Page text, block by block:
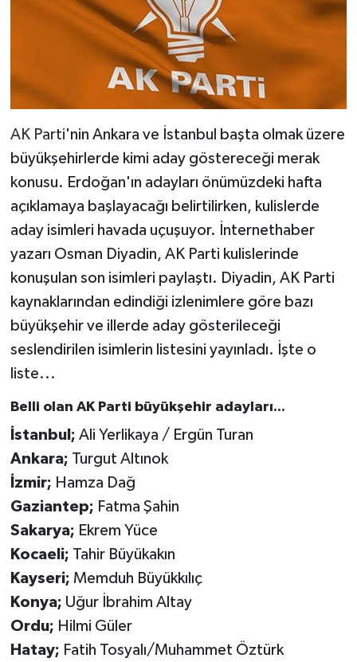
AK Parti'nin Ankara ve İstanbul başta olmak üzere
büyükşehirlerde kimi aday göstereceği merak
konusu. Erdoğan'ın adayları önümüzdeki hafta
açıklamaya başlayacağı belirtilirken, kulislerde
aday isimleri havada uçuşuyor. İnternethaber
yazarı Osman Diyadin, AK Parti kulislerinde
konuşulan son isimleri paylaştı. Diyadin, AK Parti
kaynaklarından edindiği izlenimlere göre bazı
büyükşehir ve illerde aday gösterileceği
seslendirilen isimlerin listesini yayınladı. İşte o
liste...
Belli olan AK Parti büyükşehir adayları...
İstanbul; Ali Yerlikaya / Ergün Turan
Ankara; Turgut Altınok
İzmir; Hamza Dağ
Gaziantep; Fatma Şahin
Sakarya; Ekrem Yüce
Kocaeli; Tahir Büyükakın
Kayseri; Memduh Büyükkılıç
Konya; Uğur İbrahim Altay
Ordu; Hilmi Güler
Hatay; Fatih Tosyalı/Muhammet Öztürk